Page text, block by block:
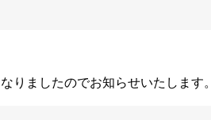
りましたのでお知らせいたします。